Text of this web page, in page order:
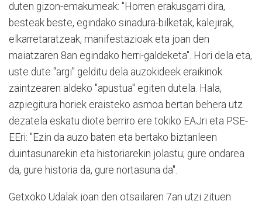
duten gizon-emakumeak: "Horren erakusgarri dira,
besteak beste, egindako sinadura-bilketak, kalejirak,
elkarretaratzeak, manifestazioak eta joan den
maiatzaren 8an egindako herri-galdeketa". Hori dela eta,
uste dute "argi" gelditu dela auzokideek eraikinok
zaintzearen aldeko "apustua" egiten dutela. Hala,
azpiegitura horiek eraisteko asmoa bertan behera utz
dezatela eskatu diote berriro ere tokiko EAJri eta PSE-
EEri: "Ezin da auzo baten eta bertako biztanleen
duintasunarekin eta historiarekin jolastu; gure ondarea
da, gure historia da, gure nortasuna da".
Getxoko Udalak joan den otsailaren 7an utzi zituen